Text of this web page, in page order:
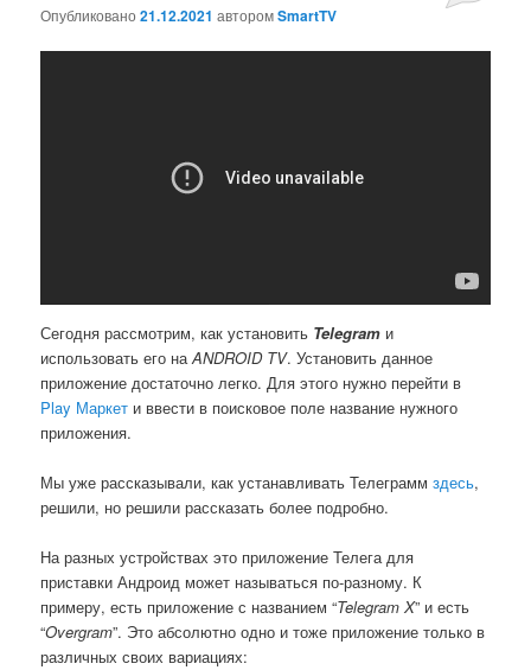
Опубликовано21.12.2021 авторомSmartTV
Сегодня рассмотрим, как установить Telegram и
использовать его наANDROID TV. Установить данное
приложение достаточно легко. Для этого нужно перейти в
Play Маркет и ввести в поисковое поле название нужного
приложения.
Мы уже рассказывали, как устанавливать Телеграммздесь,
решили, но решили рассказать более подробно.
На разных устройствах это приложение Телега для
приставки Андроид может называться по-разному. К
примеру, есть приложение с названием “Telegram X” и есть
“Overgram”. Это абсолютно одно и тоже приложение только в
различных своих вариациях: